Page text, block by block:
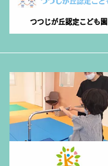
つつじが丘認定こども園